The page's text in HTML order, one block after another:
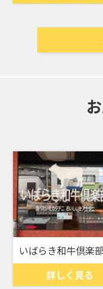
いばらき和牛倶楽
詳しく見る